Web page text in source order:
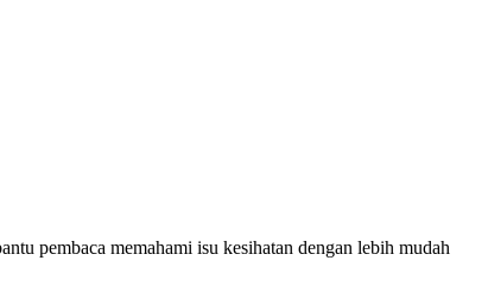
pembaca memahami isu kesihatan dengan lebih mudah